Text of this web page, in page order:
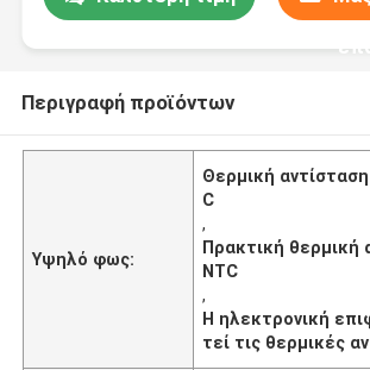
Περιγραφή προϊόντων
Υψηλό φως:
Θερμική
C
,
Πρακτική θερμική
NTC
,
Η ηλεκτρονική
τεί τις θερμικές